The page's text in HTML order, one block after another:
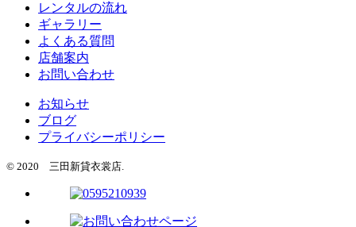
レンタルの流れ
ギャラリー
よくある質問
店舗案内
お問い合わせ
お知らせ
ブログ
プライバシーポリシー
© 2020 三田新貸衣裳店.